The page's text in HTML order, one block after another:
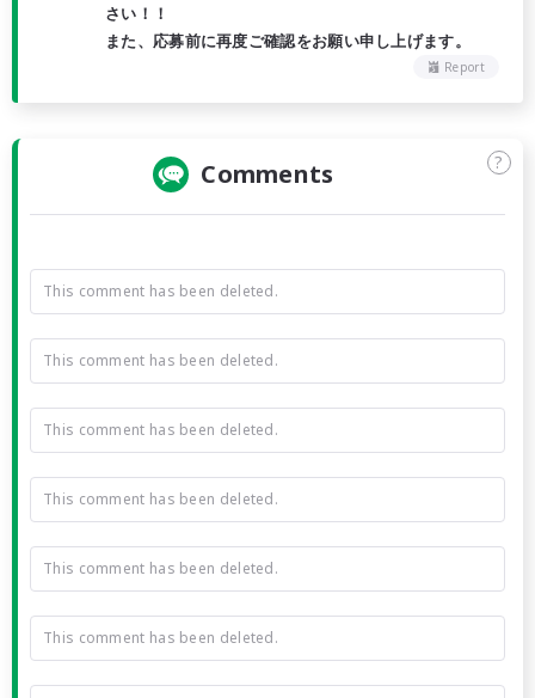
さい！！
また、応募前に再度ご確認をお願い申し上げます。
Report
Comments ?
This comment has been deleted.
This comment has been deleted.
This comment has been deleted.
This comment has been deleted.
This comment has been deleted.
This comment has been deleted.